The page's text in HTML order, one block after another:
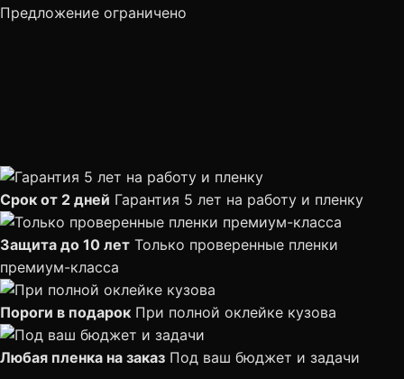
Предложение ограничено
Срок от 2 дней Гарантия 5 лет на работу и пленку
Защита до 10 лет Только проверенные пленки
премиум-класса
Пороги в подарок При полной оклейке кузова
Любая пленка на заказ Под ваш бюджет и задачи